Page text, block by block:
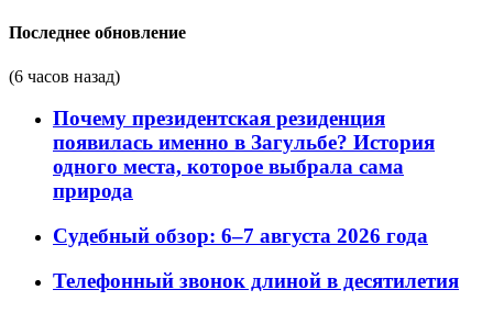
Последнее обновление
(6 часов назад)
Почему президентская резиденция
появилась именно в Загульбе? История
одного места, которое выбрала сама
природа
Судебный обзор: 6–7 августа 2026 года
Телефонный звонок длиной в десятилетия